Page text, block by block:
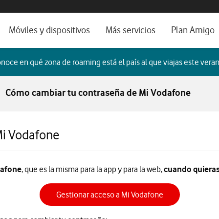
ayuda e idioma
5G
TV
Móviles y dispositivos
Imagen y Sonido
Ver todos
Más servicios
Alianza Vodafone e Iberdrola
Servicios avanzados
Plan Amigo
en qué zona de roaming está el país al que viajas este
Cómo cambiar tu contraseña de Mi Vodafone
Vodafone
, que es la misma para la app y para la web,cuando
Gestionar acceso a Mi Vodafone